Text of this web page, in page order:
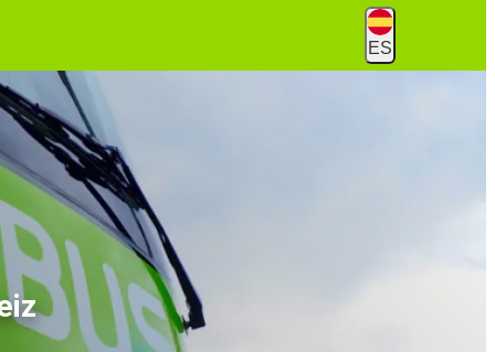
ES